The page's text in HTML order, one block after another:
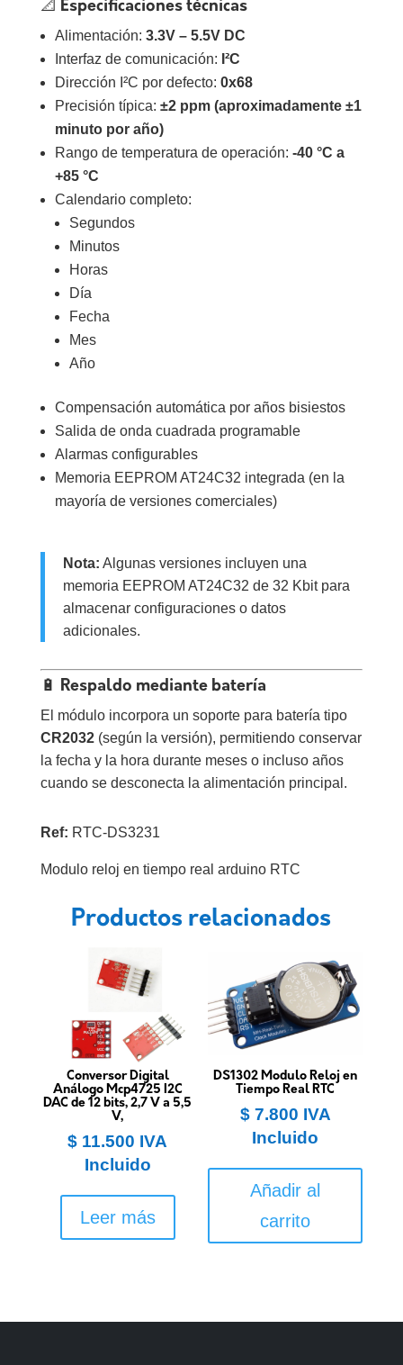
📐 Especificaciones técnicas
Alimentación: 3.3V – 5.5V DC
Interfaz de comunicación: I²C
Dirección I²C por defecto: 0x68
Precisión típica: ±2 ppm (aproximadamente ±1
minuto por año)
Rango de temperatura de operación: -40 °C a
+85 °C
Calendario completo:
Segundos
Minutos
Horas
Día
Fecha
Mes
Año
Compensación automática por años bisiestos
Salida de onda cuadrada programable
Alarmas configurables
Memoria EEPROM AT24C32 integrada (en la
mayoría de versiones comerciales)
Nota: Algunas versiones incluyen una
memoria EEPROM AT24C32 de 32 Kbit para
almacenar configuraciones o datos
adicionales.
🔋 Respaldo mediante batería
El módulo incorpora un soporte para batería tipo
CR2032(según la versión), permitiendo conservar
la fecha y la hora durante meses o incluso años
cuando se desconecta la alimentación principal.
Ref: RTC-DS3231
Modulo reloj en tiempo real arduino RTC
Productos relacionados
Conversor Digital
Análogo Mcp4725 I2C
DAC de 12 bits, 2,7 V a 5,5
V,
$ 11.500 IVA
Incluido
Leer más
DS1302 Modulo Reloj en
Tiempo Real RTC
$7.800 IVA
Incluido
Añadir al
carrito